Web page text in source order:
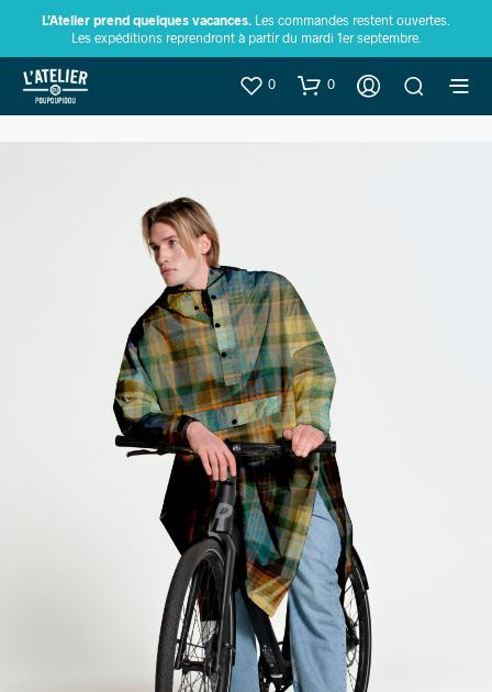
L’Atelier prend quelques vacances. Les commandes restent ouvertes.
Les expéditions reprendront à partir du mardi 1er septembre.
0 0